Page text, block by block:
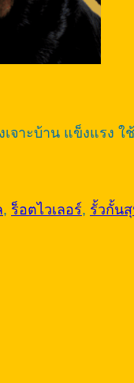
าะบ้าน แข็งแรง ใ
, ร็อตไวเลอร์, รั้วกั้น